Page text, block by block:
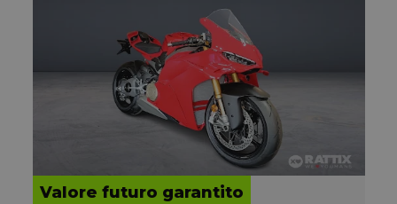
Valore futuro garantito